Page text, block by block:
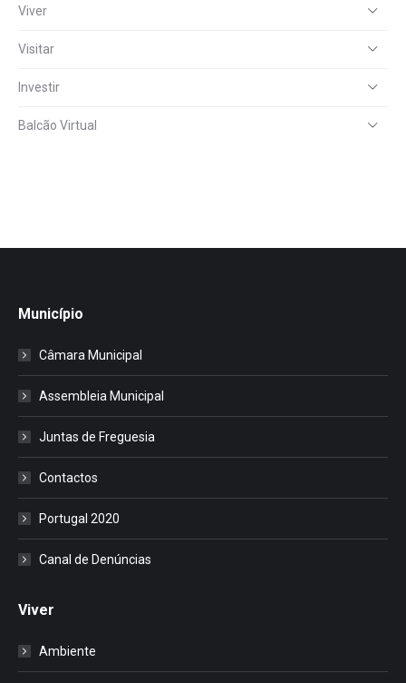
Viver
Visitar
Investir
Balcão Virtual
Município
Câmara Municipal
Assembleia Municipal
Juntas de Freguesia
Contactos
Portugal 2020
Canal de Denúncias
Viver
Ambiente